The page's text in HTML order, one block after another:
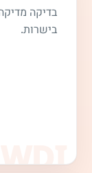
בדיקה
בישרות.